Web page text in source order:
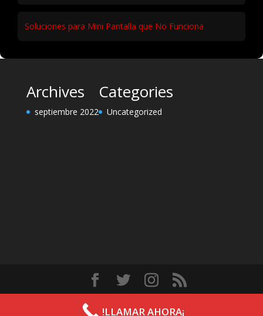
Soluciones para Mini Pantalla que No Funciona
Archives
septiembre 2022
Categories
Uncategorized
WordPress
!LLAMAR AHORA¡